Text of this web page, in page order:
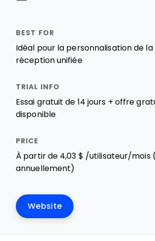
Idéal pour la personnalisation de
réception unifiée
Essai gratuit de 14 jours + offre
disponible
À partir de 4,03 $ /utilisateur/mois
annuellement)
Website